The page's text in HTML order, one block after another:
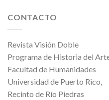
CONTACTO
Revista Visión Doble
Programa de Historia del
Facultad de Humanidades
Universidad de Puerto Rico,
Recinto de Río Piedras